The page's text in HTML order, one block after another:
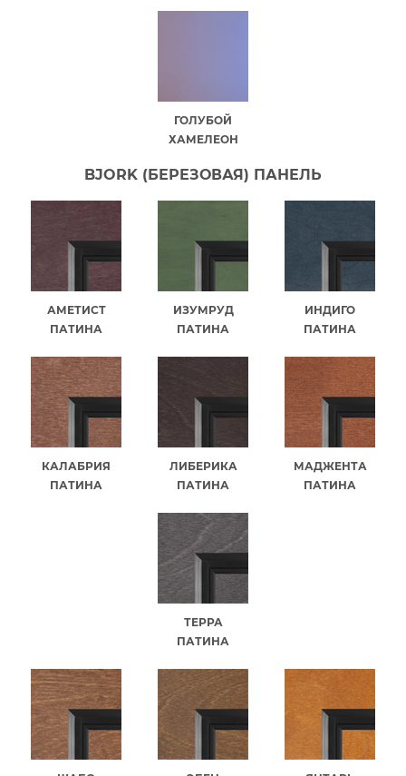
ГОЛУБОЙ
ХАМЕЛЕОН
BJORK (БЕРЕЗОВАЯ) ПАНЕЛЬ
АМЕТИСТ
ПАТИНА
ИЗУМРУД
ПАТИНА
ИНДИГО
ПАТИНА
КАЛАБРИЯ
ПАТИНА
ЛИБЕРИКА
ПАТИНА
МАДЖЕНТА
ПАТИНА
ТЕРРА
ПАТИНА